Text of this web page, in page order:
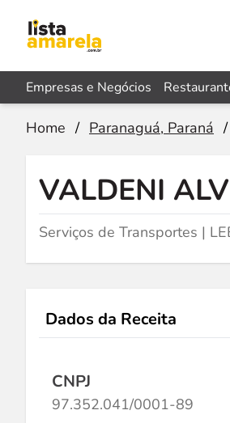
Empresas e Negócios
Home / Paranaguá, Paraná /
VALDENI
Serviços de Transportes |
Dados da Receita
CNPJ
97.352.041/0001-89